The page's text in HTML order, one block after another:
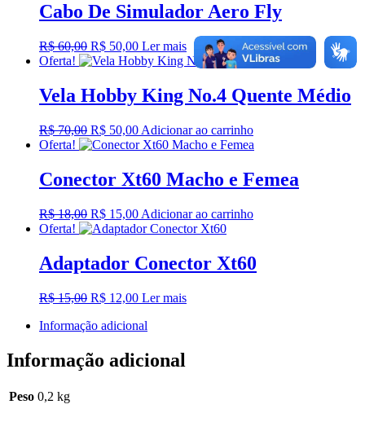
Cabo De Simulador Aero Fly
R$60,00 O
preço
era:
R$ 60,00.
R$ 50,00O
preço
é:
R$ 50,00.
Ler mais
Oferta!
Vela Hobby King No.4 Quente Médio
R$70,00 O
preço
era:
R$ 70,00.
R$ 50,00O
preço
é:
R$ 50,00.
Adicionar ao carrinho
Oferta!
Conector Xt60 Macho e Femea
R$18,00 O
preço
era:
R$ 18,00.
R$ 15,00O
preço
é:
R$ 15,00.
Adicionar ao carrinho
Oferta!
Adaptador Conector Xt60
R$15,00 O
original
R$ 15,00.
R$ 12,00O
atual
R$ 12,00.
Ler mais
Informação adicional
Informação adicional
Peso 0,2 kg